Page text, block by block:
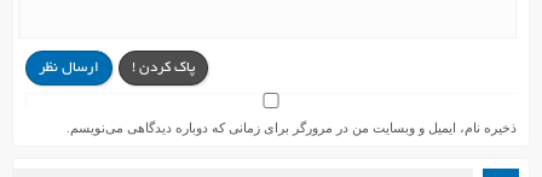
ارسال نظر پاک کردن !
ذخیره نام، ایمیل و وبسایت من در مرورگر برای زمانی که دوباره دیدگاهی می‌نویسم.